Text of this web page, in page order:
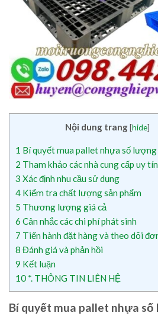
Nội dung trang[hide]
1 Bí quyết mua pallet nhựa số
2 Tham khảo các nhà cung cấp uy tín
3 Xác định nhu cầu sử dụng
4 Kiểm tra chất lượng sản phẩm
5 Thương lượng giá cả
6 Cân nhắc các chi phí phát sinh
7 Tiến hành đặt hàng và theo dõi
8 Đánh giá và phản hồi
9 Kết luận
10 *. THÔNG TIN LIÊN HỆ
Bí quyết mua pallet nhựa